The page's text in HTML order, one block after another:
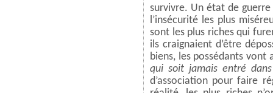
survivre. Un état de
l’insécurité les plus
sont les plus riches qui
ils craignaient d’être
biens, les possédants vont
qui soit jamais entré dans
d’association pour faire